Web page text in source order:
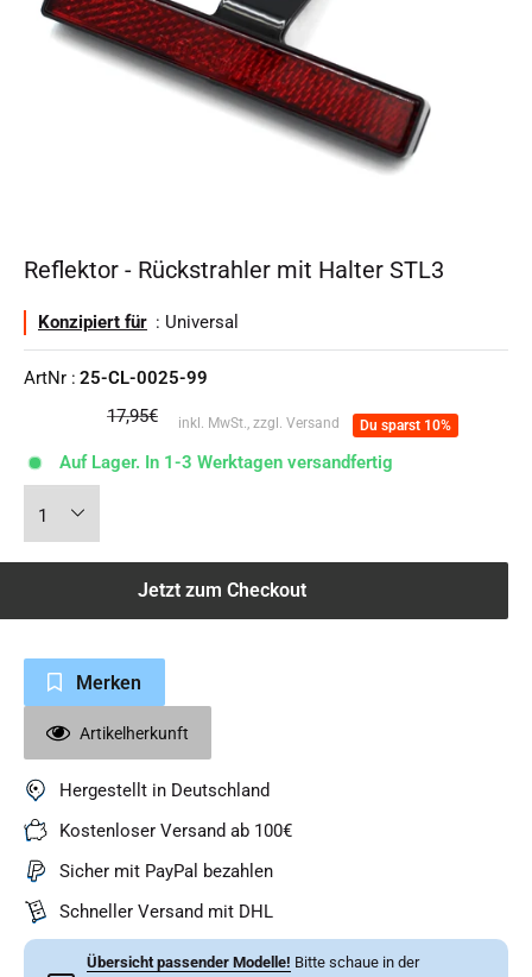
Reflektor - Rückstrahler mit Halter STL3
Konzipiert für : Universal
ArtNr : 25-CL-0025-99
Normalpreis
17,95€ inkl. MwSt., zzgl. Versand Du sparst 10%
Auf Lager. In 1-3 Werktagen versandfertig
Jetzt zum Checkout
Merken
Artikelherkunft
Hergestellt in Deutschland
Kostenloser Versand ab 100€
Sicher mit PayPal bezahlen
Schneller Versand mit DHL
Übersicht passender Modelle! Bitte schaue in der